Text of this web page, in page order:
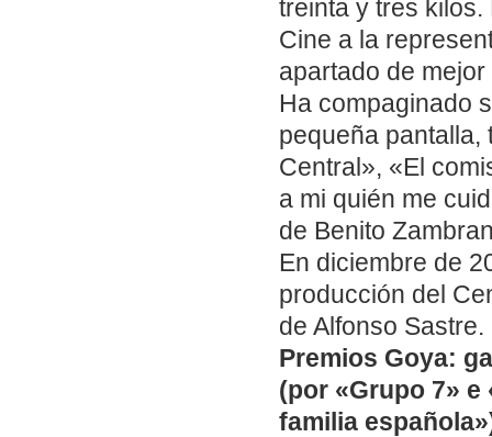
treinta y tres
Cine a la
apartado de
Ha compaginado
pequeña pantalla,
Central», «El
a mi quién me
de Benito
En diciembre de
producción del
de Alfonso
Premios Goya:
(por «Grupo 7» e
familia